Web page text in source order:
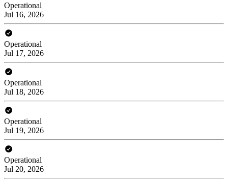
Operational
Jul 16, 2026
Operational
Jul 17, 2026
Operational
Jul 18, 2026
Operational
Jul 19, 2026
Operational
Jul 20, 2026